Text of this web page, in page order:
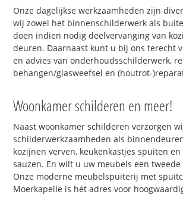
Onze dagelijkse werkzaamheden zijn
wij zowel het binnenschilderwerk als
doen indien nodig deelvervanging van
deuren. Daarnaast kunt u bij ons terecht
en advies van onderhoudsschilderwerk,
behangen/glasweefsel en (houtrot-
Woonkamer schilderen en meer!
Naast woonkamer schilderen verzorgen
schilderwerkzaamheden als
kozijnen verven, keukenkastjes spuiten
sauzen. En wilt u uw meubels een
Onze moderne meubelspuiterij met
Moerkapelle is hét adres voor